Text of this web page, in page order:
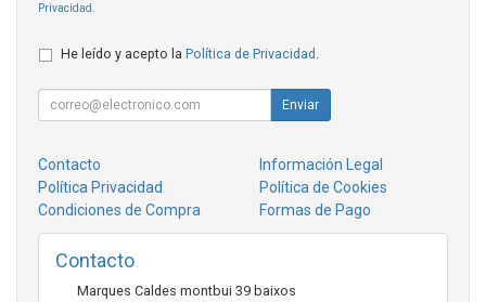
Privacidad
He leído y acepto la Política de Privacidad
Enviar
Contacto
Información Legal
Política Privacidad
Política de Cookies
Condiciones de Compra
Formas de Pago
Contacto
Marques Caldes montbui 39 baixos